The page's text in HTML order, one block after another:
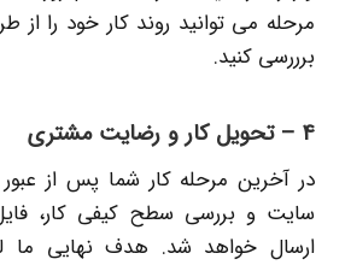
مرحله می توانید روند کار خود را از
برررسی کنید.
4 – تحویل کار و رضایت مشتری
در آخرین مرحله کار شما پس از عبور
سایت و بررسی سطح کیفی کار،
ارسال خواهد شد. هدف نهایی ما